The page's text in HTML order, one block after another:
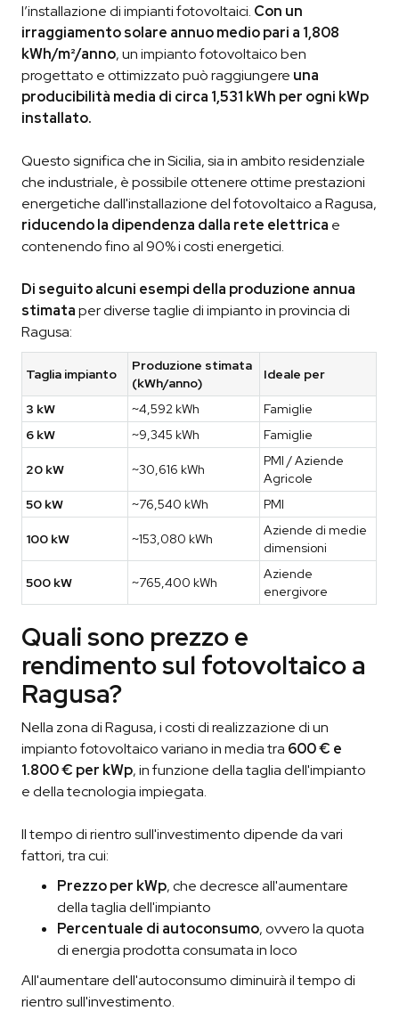
l’installazione di impianti fotovoltaici. Con un
irraggiamento solare annuo medio pari a 1,808
kWh/m²/anno, un impianto fotovoltaico ben
progettato e ottimizzato può raggiungere una
producibilità media di circa 1,531 kWh per ogni kWp
installato.
Questo significa che in Sicilia, sia in ambito residenziale
che industriale, è possibile ottenere ottime prestazioni
energetiche dall'installazione del fotovoltaico a Ragusa,
riducendo la dipendenza dalla rete elettrica e
contenendo fino al 90% i costi energetici.
Di seguito alcuni esempi della produzione annua
stimataper diverse taglie di impianto in provincia di
Ragusa:
Taglia impianto
Produzione stimata
(kWh/anno)
Ideale per
3 kW ~4,592 kWh
Famiglie
6 kW
~9,345 kWh Famiglie
20 kW ~30,616 kWh
PMI / Aziende
Agricole
50 kW
~76,540 kWh PMI
100 kW ~153,080 kWh
Aziende di medie
dimensioni
500 kW ~765,400 kWh
Aziende
energivore
Quali sono prezzo e
rendimento sul fotovoltaico a
Ragusa?
Nella zona di Ragusa, i costi di realizzazione di un
impianto fotovoltaico variano in media tra 600 € e
1.800 € per kWp, in funzione della taglia dell'impianto
e della tecnologia impiegata.
Il tempo di rientro sull'investimento dipende da vari
fattori, tra cui:
Prezzo per kWp, che decresce all'aumentare
della taglia dell'impianto
Percentuale di autoconsumo, ovvero la quota
di energia prodotta consumata in loco
All'aumentare dell'autoconsumo diminuirà il tempo di
rientro sull'investimento.